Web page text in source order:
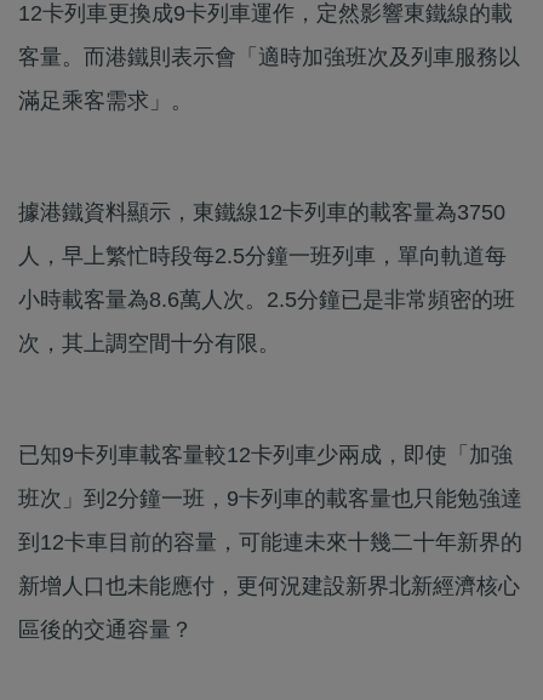
12卡列車更換成9卡列車運作，定然影響東鐵線的載
客量。而港鐵則表示會「適時加強班次及列車服務以
滿足乘客需求」。
據港鐵資料顯示，東鐵線12卡列車的載客量為3750
人，早上繁忙時段每2.5分鐘一班列車，單向軌道每
小時載客量為8.6萬人次。2.5分鐘已是非常頻密的班
次，其上調空間十分有限。
已知9卡列車載客量較12卡列車少兩成，即使「加強
班次」到2分鐘一班，9卡列車的載客量也只能勉強達
到12卡車目前的容量，可能連未來十幾二十年新界的
新增人口也未能應付，更何況建設新界北新經濟核心
區後的交通容量？